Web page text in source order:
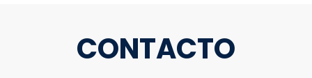
CONTACTO